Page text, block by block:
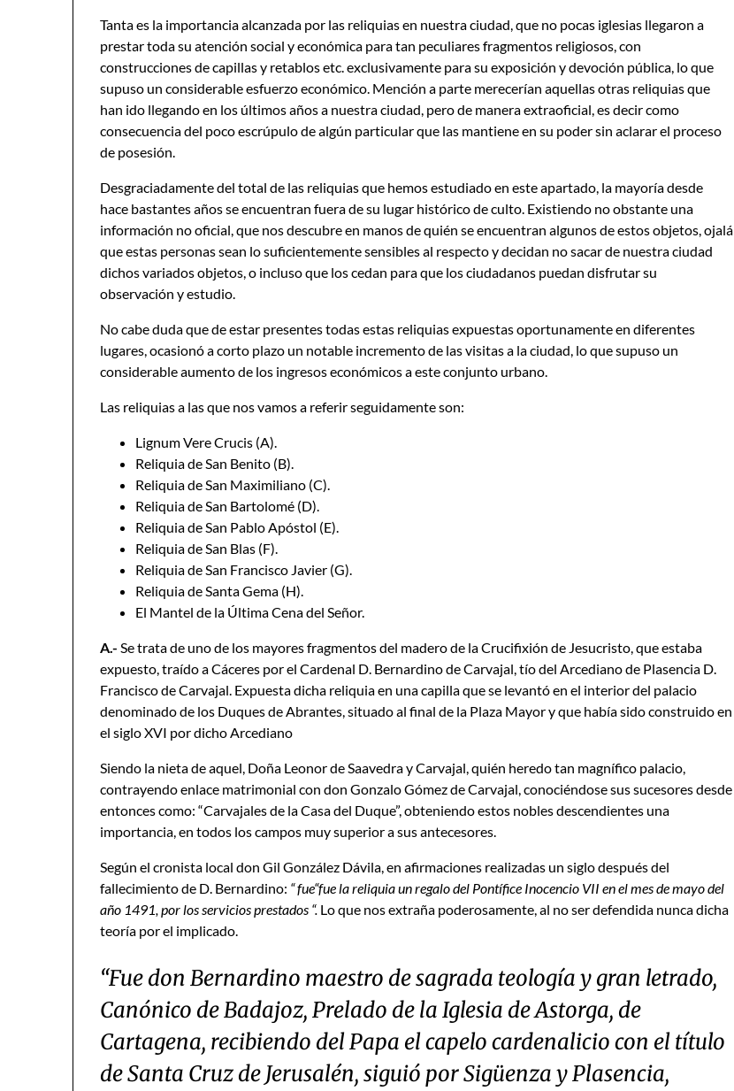
Tanta es la importancia alcanzada por las reliquias en nuestra ciudad, que no pocas iglesias llegaron a
prestar toda su atención social y económica para tan peculiares fragmentos religiosos, con
construcciones de capillas y retablos etc. exclusivamente para su exposición y devoción pública, lo que
supuso un considerable esfuerzo económico. Mención a parte merecerían aquellas otras reliquias que
han ido llegando en los últimos años a nuestra ciudad, pero de manera extraoficial, es decir como
consecuencia del poco escrúpulo de algún particular que las mantiene en su poder sin aclarar el proceso
de posesión.
Desgraciadamente del total de las reliquias que hemos estudiado en este apartado, la mayoría desde
hace bastantes años se encuentran fuera de su lugar histórico de culto. Existiendo no obstante una
información no oficial, que nos descubre en manos de quién se encuentran algunos de estos objetos, ojalá
que estas personas sean lo suficientemente sensibles al respecto y decidan no sacar de nuestra ciudad
dichos variados objetos, o incluso que los cedan para que los ciudadanos puedan disfrutar su
observación y estudio.
No cabe duda que de estar presentes todas estas reliquias expuestas oportunamente en diferentes
lugares, ocasionó a corto plazo un notable incremento de las visitas a la ciudad, lo que supuso un
considerable aumento de los ingresos económicos a este conjunto urbano.
Las reliquias a las que nos vamos a referir seguidamente son:
Lignum Vere Crucis (A).
Reliquia de San Benito (B).
Reliquia de San Maximiliano (C).
Reliquia de San Bartolomé (D).
Reliquia de San Pablo Apóstol (E).
Reliquia de San Blas (F).
Reliquia de San Francisco Javier (G).
Reliquia de Santa Gema (H).
El Mantel de la Última Cena del Señor.
A.- Se trata de uno de los mayores fragmentos del madero de la Crucifixión de Jesucristo, que estaba
expuesto, traído a Cáceres por el Cardenal D. Bernardino de Carvajal, tío del Arcediano de Plasencia D.
Francisco de Carvajal. Expuesta dicha reliquia en una capilla que se levantó en el interior del palacio
denominado de los Duques de Abrantes, situado al final de la Plaza Mayor y que había sido construido en
el siglo XVI por dicho Arcediano
Siendo la nieta de aquel, Doña Leonor de Saavedra y Carvajal, quién heredo tan magnífico palacio,
contrayendo enlace matrimonial con don Gonzalo Gómez de Carvajal, conociéndose sus sucesores desde
entonces como: “Carvajales de la Casa del Duque”, obteniendo estos nobles descendientes una
importancia, en todos los campos muy superior a sus antecesores.
Según el cronista local don Gil González Dávila, en afirmaciones realizadas un siglo después del
fallecimiento de D. Bernardino: “ fue“fue la reliquia un regalo del Pontífice Inocencio VII en el mes de mayo del
año 1491, por los servicios prestados “. Lo que nos extraña poderosamente, al no ser defendida nunca dicha
teoría por el implicado.
“Fue don Bernardino maestro de sagrada teología y gran letrado,
Canónico de Badajoz, Prelado de la Iglesia de Astorga, de
Cartagena, recibiendo del Papa el capelo cardenalicio con el título
de Santa Cruz de Jerusalén, siguió por Sigüenza y Plasencia,